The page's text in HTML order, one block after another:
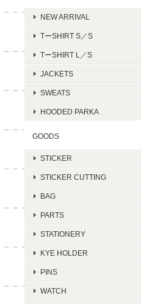
NEW ARRIVAL
TーSHIRT S／S
TーSHIRT L／S
JACKETS
SWEATS
HOODED PARKA
GOODS
STICKER
STICKER CUTTING
BAG
PARTS
STATIONERY
KYE HOLDER
PINS
WATCH